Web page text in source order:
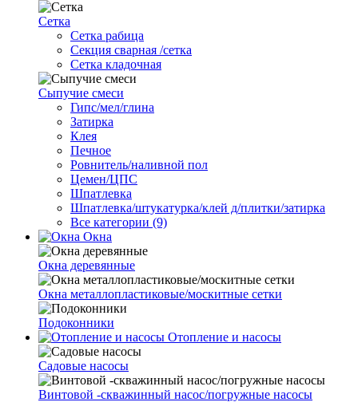
Сетка
Cетка рабица
Секция сварная /сетка
Сетка кладочная
Сыпучие смеси
Гипс/мел/глина
Затирка
Клея
Печное
Ровнитель/наливной пол
Цемен/ЦПС
Шпатлевка
Шпатлевка/штукатурка/клей д/плитки/затирка
Все категории (9)
Окна
Окна деревянные
Окна металлопластиковые/москитные сетки
Подоконники
Отопление и насосы
Cадовые насосы
Винтовой -скважинный насос/погружные насосы